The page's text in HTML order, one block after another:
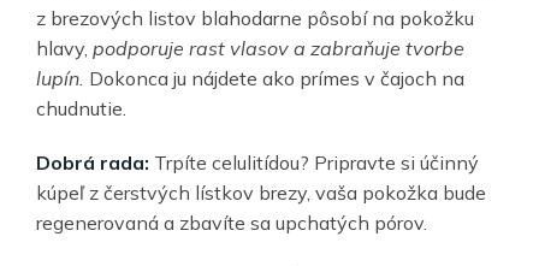
z brezových listov blahodarne pôsobí na pokožku
hlavy, podporuje rast vlasov a zabraňuje tvorbe
lupín. Dokonca ju nájdete ako prímes v čajoch na
chudnutie.
Dobrá rada: Trpíte celulitídou? Pripravte si účinný
kúpeľ z čerstvých lístkov brezy, vaša pokožka bude
regenerovaná a zbavíte sa upchatých pórov.